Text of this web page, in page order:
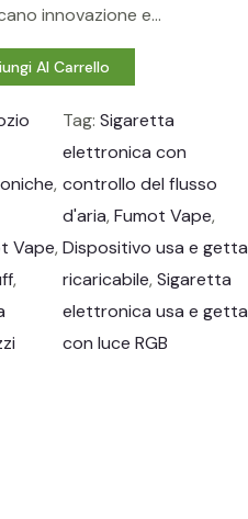
innovazione e…
Al Carrello
Vape
Tag: Sigaretta
elettronica con
controllo del flusso
d'aria, Fumot Vape,
Dispositivo usa e getta
ricaricabile, Sigaretta
elettronica usa e getta
con luce RGB